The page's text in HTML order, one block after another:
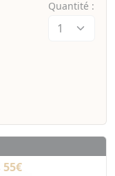
Quantité :
55€